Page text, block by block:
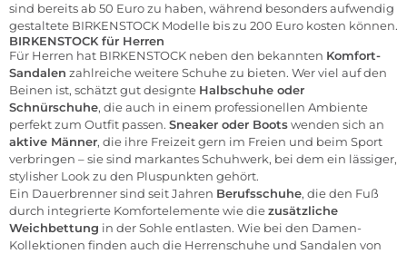
sind bereits ab 50 Euro zu haben, während besonders aufwendig
gestaltete BIRKENSTOCK Modelle bis zu 200 Euro kosten können.
BIRKENSTOCK für Herren
Für Herren hat BIRKENSTOCK neben den bekannten Komfort-
Sandalen zahlreiche weitere Schuhe zu bieten. Wer viel auf den
Beinen ist, schätzt gut designte Halbschuhe oder
Schnürschuhe, die auch in einem professionellen Ambiente
perfekt zum Outfit passen. Sneaker oder Bootswenden sich an
aktive Männer, die ihre Freizeit gern im Freien und beim Sport
verbringen – sie sind markantes Schuhwerk, bei dem ein lässiger,
stylisher Look zu den Pluspunkten gehört.
Ein Dauerbrenner sind seit Jahren Berufsschuhe, die den Fuß
durch integrierte Komfortelemente wie diezusätzliche
Weichbettung in der Sohle entlasten. Wie bei den Damen-
Kollektionen finden auch die Herrenschuhe und Sandalen von